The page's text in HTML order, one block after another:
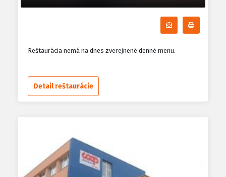
Odoberať
Reštaurácia nemá na dnes zverejnené denné menu.
Detail reštaurácie